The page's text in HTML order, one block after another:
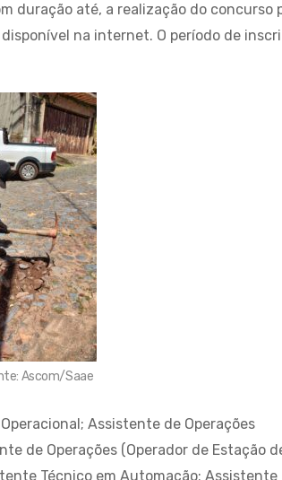
duração até, a realização do concurso
na internet. O período de
Ascom/Saae
Assistente de Operações
de Operações (Operador de Estação
Técnico em Automação; Assistente